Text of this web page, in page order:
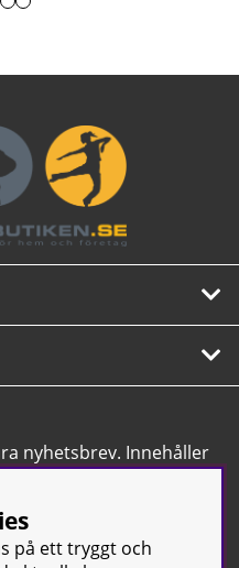
nyhetsbrev. Innehåller
erbjudanden.
på ett tryggt och